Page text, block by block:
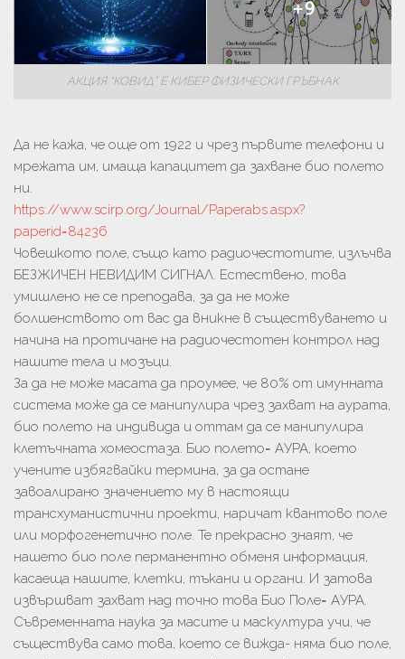
АКЦИЯ “КОВИД” Е КИБЕР ФИЗИЧЕСКИ ГРЪБНАК
Да не кажа, че още от 1922 и чрез първите телефони и
мрежата им, имаща капацитет да захване био полето
ни.
https://www.scirp.org/Journal/Paperabs.aspx?
paperid=84236
Човешкото поле, също като радиочестотите, излъчва
БЕЗЖИЧЕН НЕВИДИМ СИГНАЛ. Естествено, това
умишлено не се преподава, за да не може
болшенството от вас да вникне в съществуването и
начина на протичане на радиочестотен контрол над
нашите тела и мозъци.
За да не може масата да проумее, че 80% от имунната
система може да се манипулира чрез захват на аурата,
био полето на индивида и оттам да се манипулира
клетъчната хомеостаза. Био полето= АУРА, което
учените избягвайки термина, за да остане
завоалирано значението му в настоящи
трансхуманистични проекти, наричат квантово поле
или морфогенетично поле. Те прекрасно знаят, че
нашето био поле перманентно обменя информация,
касаеща нашите, клетки, тъкани и органи. И затова
извършват захват над точно това Био Поле= АУРА.
Съвременната наука за масите и маскултура учи, че
съществува само това, което се вижда- няма био поле,